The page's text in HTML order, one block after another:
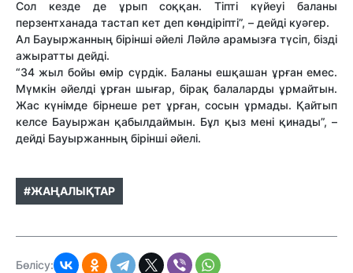
Сол кезде де ұрып соққан. Тіпті күйеуі баланы
перзентханада тастап кет деп көндіріпті”, – дейді куәгер.
Ал Бауыржанның бірінші әйелі Ләйлә арамызға түсіп, бізді
ажыратты дейді.
“34 жыл бойы өмір сүрдік. Баланы ешқашан ұрған емес.
Мүмкін әйелді ұрған шығар, бірақ балаларды ұрмайтын.
Жас күнімде бірнеше рет ұрған, сосын ұрмады. Қайтып
келсе Бауыржан қабылдаймын. Бұл қыз мені қинады”, –
дейді Бауыржанның бірінші әйелі.
#ЖАҢАЛЫҚТАР
Бөлісу: